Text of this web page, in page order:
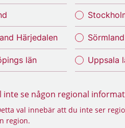
Härjedalen
län
Sörmland
Uppsala
inte se någon regional
val innebär att du inte ser
region.